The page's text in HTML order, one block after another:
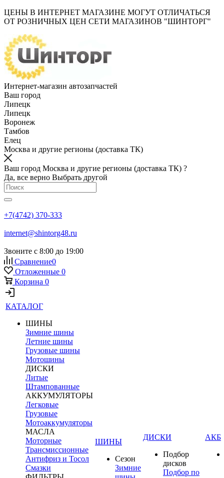
ЦЕНЫ В ИНТЕРНЕТ МАГАЗИНЕ МОГУТ ОТЛИЧАТЬСЯ
ОТ РОЗНИЧНЫХ ЦЕН СЕТИ МАГАЗИНОВ "ШИНТОРГ"
Интернет-магазин автозапчастей
Ваш город
Липецк
Липецк
Воронеж
Тамбов
Елец
Москва и другие регионы (доставка ТК)
Ваш город Москва и другие регионы (доставка ТК) ?
Да, все верно Выбрать другой
+7(4742) 370-333
internet@shintorg48.ru
Звоните с 8:00 до 19:00
Сравнение0
Отложенные 0
Корзина 0
КАТАЛОГ
ШИНЫ
Зимние шины
Летние шины
Грузовые шины
Мотошины
ДИСКИ
Литые
Штампованные
АККУМУЛЯТОРЫ
Легковые
Грузовые
Мотоаккумуляторы
МАСЛА
Моторные
Трансмиссионные
Антифриз и Тосол
Смазки
ШИНЫ
Сезон
Зимние
ДИСКИ
Подбор
дисков
Подбор по
АКБ